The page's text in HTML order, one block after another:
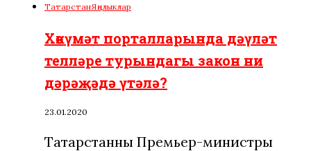
ТатарстанЯңалыклар
Хөкүмәт порталларында дәүләт
телләре турындагы закон ни
дәрәҗәдә үтәлә?
23.01.2020
Татарстанның Премьер-министры